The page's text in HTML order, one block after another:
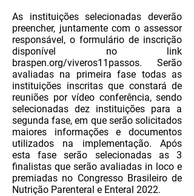
As instituições selecionadas deverão
preencher, juntamente com o assessor
responsável, o formulário de inscrição
disponível no link
braspen.org/viveros11passos. Serão
avaliadas na primeira fase todas as
instituições inscritas que constará de
reuniões por vídeo conferência, sendo
selecionadas dez instituições para a
segunda fase, em que serão solicitados
maiores informações e documentos
utilizados na implementação. Após
esta fase serão selecionadas as 3
finalistas que serão avaliadas in loco e
premiadas no Congresso Brasileiro de
Nutrição Parenteral e Enteral 2022.